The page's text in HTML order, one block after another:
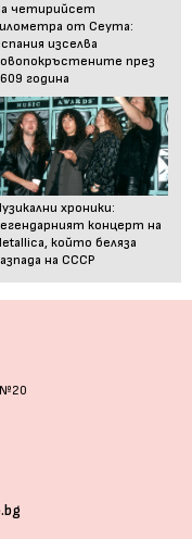
четирийсет
от Сеута:
изселва
през
година
хроники:
концерт на
който беляза
на СССР
№20